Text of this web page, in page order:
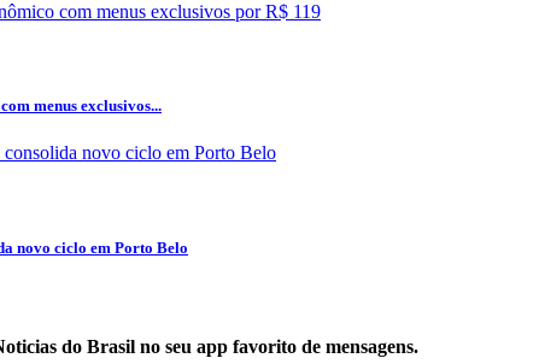
menus exclusivos...
novo ciclo em Porto Belo
do Brasil no seu app favorito de mensagens.